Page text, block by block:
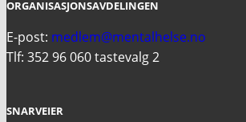
ORGANISASJONSAVDELINGEN
E-post: medlem@mentalhelse.no
Tlf: 352 96 060 tastevalg 2
SNARVEIER